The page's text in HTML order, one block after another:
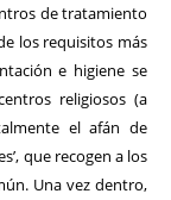
de tratamiento
los requisitos más
e higiene se
religiosos (a
el afán de
que recogen a los
Una vez dentro,